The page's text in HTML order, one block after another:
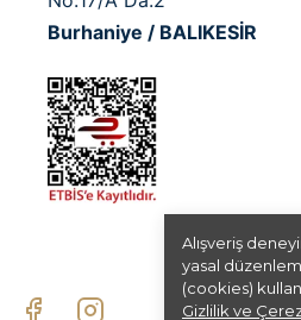
Alışveriş
yasal
(cookies)
Gizlilik ve
Burhaniye / BALIKESİR